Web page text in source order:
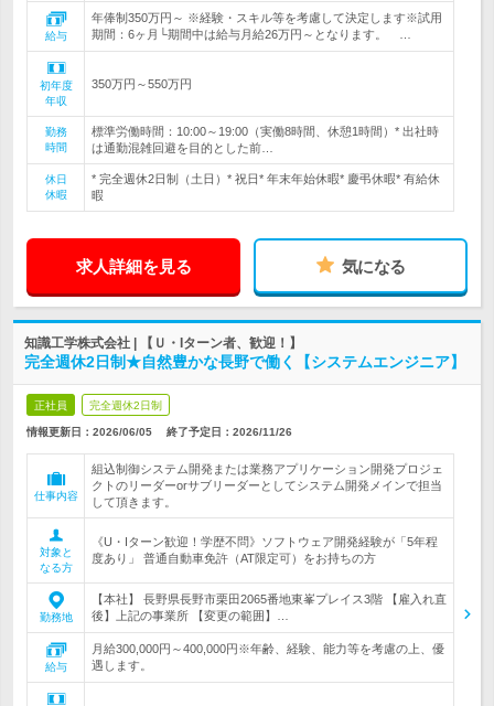
給与
年俸制350万円～ ※経験・スキル等を考慮して決定します※試用
期間：6ヶ月└期間中は給与月給26万円～となります。 …
初年度
年収
350万円～550万円
勤務
時間
標準労働時間：10:00～19:00（実働8時間、休憩1時間）* 出社時
は通勤混雑回避を目的とした前…
休日
休暇
* 完全週休2日制（土日）* 祝日* 年末年始休暇* 慶弔休暇* 有給休
暇
求人詳細を見る 気になる
知識工学株式会社 | 【Ｕ・Iターン者、歓迎！】
完全週休2日制★自然豊かな長野で働く【システムエンジニア】
正社員 完全週休2日制
情報更新日：2026/06/05 終了予定日： 2026/11/26
仕事内容
組込制御システム開発または業務アプリケーション開発プロジェ
クトのリーダーorサブリーダーとしてシステム開発メインで担当
して頂きます。
対象と
なる方
《U・Iターン歓迎！学歴不問》ソフトウェア開発経験が「5年程
度あり」 普通自動車免許（AT限定可）をお持ちの方
勤務地
【本社】 長野県長野市栗田2065番地東峯プレイス3階 【雇入れ直
後】上記の事業所 【変更の範囲】…
給与
月給300,000円～400,000円※年齢、経験、能力等を考慮の上、優
遇します。